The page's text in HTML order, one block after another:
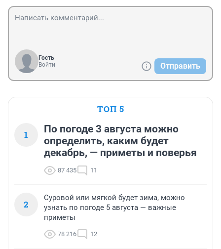
Гость
Войти
Отправить
ТОП 5
1
По погоде 3 августа можно
определить, каким будет
декабрь, — приметы и поверья
87 435 11
2
Суровой или мягкой будет зима, можно
узнать по погоде 5 августа — важные
приметы
78 216 12